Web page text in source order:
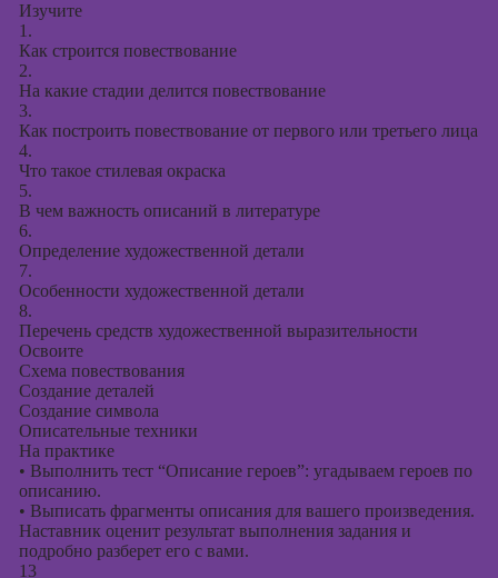
Изучите
1.
Как строится повествование
2.
На какие стадии делится повествование
3.
Как построить повествование от первого или третьего лица
4.
Что такое стилевая окраска
5.
В чем важность описаний в литературе
6.
Определение художественной детали
7.
Особенности художественной детали
8.
Перечень средств художественной выразительности
Освоите
Схема повествования
Создание деталей
Создание символа
Описательные техники
На практике
• Выполнить тест “Описание героев”: угадываем героев по
описанию.
• Выписать фрагменты описания для вашего произведения.
Наставник оценит результат выполнения задания и
подробно разберет его с вами.
13